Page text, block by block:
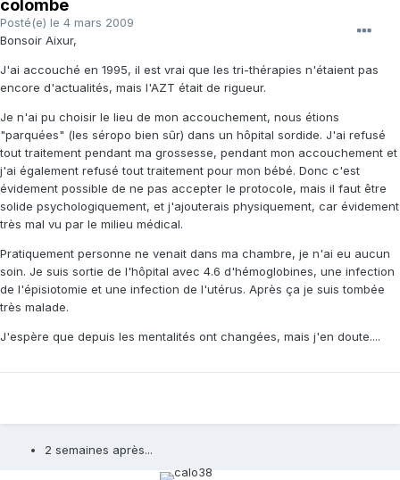
colombe
Posté(e) le 4 mars 2009
Bonsoir Aixur,
J'ai accouché en 1995, il est vrai que les tri-thérapies n'étaient pas
encore d'actualités, mais l'AZT était de rigueur.
Je n'ai pu choisir le lieu de mon accouchement, nous étions
"parquées" (les séropo bien sûr) dans un hôpital sordide. J'ai refusé
tout traitement pendant ma grossesse, pendant mon accouchement et
j'ai également refusé tout traitement pour mon bébé. Donc c'est
évidement possible de ne pas accepter le protocole, mais il faut être
solide psychologiquement, et j'ajouterais physiquement, car évidement
très mal vu par le milieu médical.
Pratiquement personne ne venait dans ma chambre, je n'ai eu aucun
soin. Je suis sortie de l'hôpital avec 4.6 d'hémoglobines, une infection
de l'épisiotomie et une infection de l'utérus. Après ça je suis tombée
très malade.
J'espère que depuis les mentalités ont changées, mais j'en doute....
2 semaines après...